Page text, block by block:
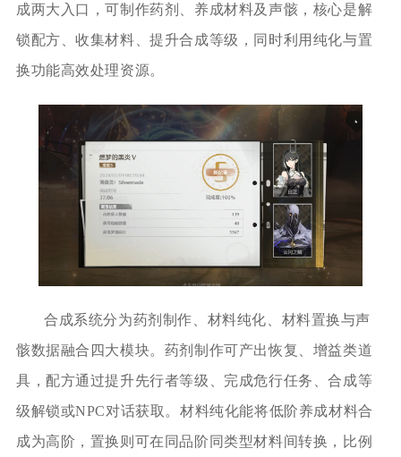
成两大入口，可制作药剂、养成材料及声骸，核心是解
锁配方、收集材料、提升合成等级，同时利用纯化与置
换功能高效处理资源。
合成系统分为药剂制作、材料纯化、材料置换与声
骸数据融合四大模块。药剂制作可产出恢复、增益类道
具，配方通过提升先行者等级、完成危行任务、合成等
级解锁或NPC对话获取。材料纯化能将低阶养成材料合
成为高阶，置换则可在同品阶同类型材料间转换，比例